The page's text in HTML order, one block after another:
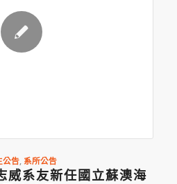
公告, 系所公告
威系友新任國立蘇澳海